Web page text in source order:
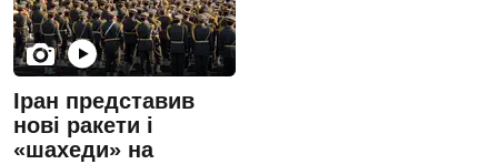
Іран представив
нові ракети і
«шахеди» на